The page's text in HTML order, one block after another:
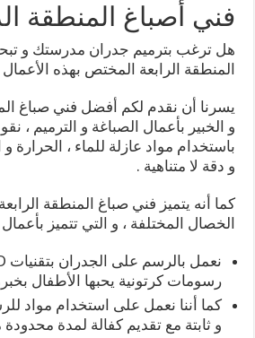
فني أصباغ المنطقة
هل ترغب بترميم جدران مدرستك و
المنطقة الرابعة المختص بهذه
يسرنا أن نقدم لكم أفضل فني صباغ
و الخبير بأعمال الصباغة و الترميم ،
باستخدام مواد عازلة للماء ، الحرارة
و دقة لا متناهية .
كما أنه يتميز فني صباغ المنطقة
الخصال المختلفة ، و التي تتميز
رسومات كرتونية يحبها الأطفال
كما أننا نعمل على استخدام مواد
و ثابتة مع تقديم كفالة لمدة محدودة